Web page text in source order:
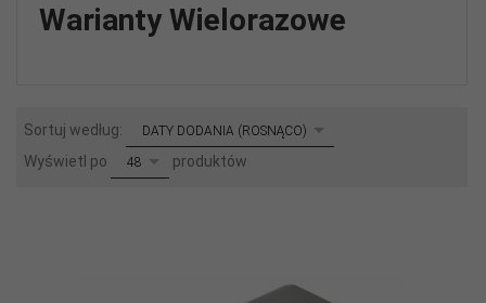
Warianty Wielorazowe
Sortuj według: sortDATY DODANIA (ROSNĄCO)
Wyświetl po pop48 produktów